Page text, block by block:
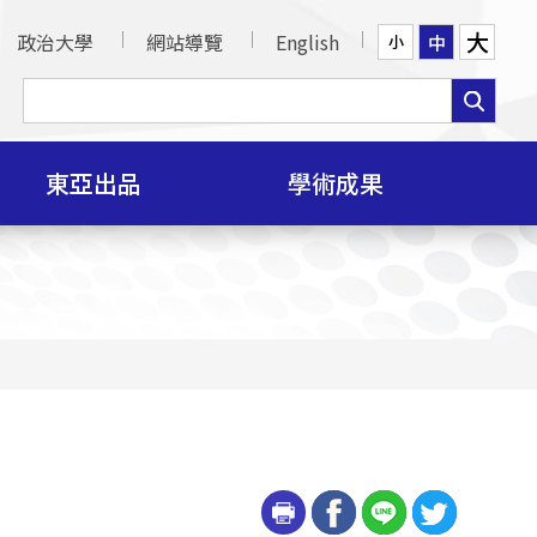
政治大學 網站導覽 English 小 中 大
東亞出品 學術成果